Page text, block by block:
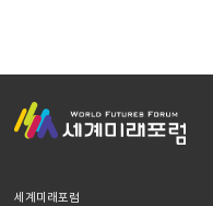
세계미래포럼